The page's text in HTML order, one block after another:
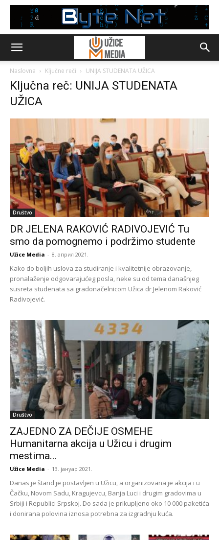
Naslovna Ključne reči UNIJA STUDENATA UŽICA
Ključna reč: UNIJA STUDENATA
UŽICA
Društvo
DR JELENA RAKOVIĆ RADIVOJEVIĆ Tu
smo da pomognemo i podržimo studente
Užice Media - 8. април 2021.
Kako do boljih uslova za studiranje i kvalitetnije obrazovanje,
pronalaženje odgovarajućeg posla, neke su od tema današnjeg
susreta studenata sa gradonačelnicom Užica dr Jelenom Raković
Radivojević.
Društvo
ZAJEDNO ZA DEČIJE OSMEHE
Humanitarna akcija u Užicu i drugim
mestima...
Užice Media - 13. јануар 2021.
Danas je štand je postavljen u Užicu, a organizovana je akcija i u
Čačku, Novom Sadu, Kragujevcu, Banja Luci i drugim gradovima u
Srbiji i Republici Srpskoj. Do sada je prikupljeno oko 10 000 paketića
i donirana polovina iznosa potrebna za izgradnju kuća.